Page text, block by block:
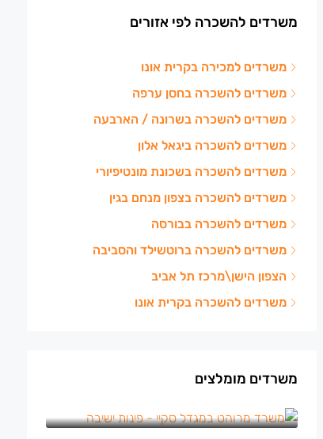
משרדים להשכרה לפי אזורים
משרדים למכירה בקרית אונו
משרדים להשכרה בחסן ערפה
משרדים להשכרה בשרונה / הארבעה
משרדים להשכרה ביגאל אלון
משרדים להשכרה בשכונת מונטיפיורי
משרדים להשכרה בצפון מנחם בגין
משרדים להשכרה בבורסה
משרדים להשכרה ברוטשילד והסביבה
הצפון הישן\מרכז תל אביב
משרדים להשכרה בקרית אונו
משרדים מומלצים